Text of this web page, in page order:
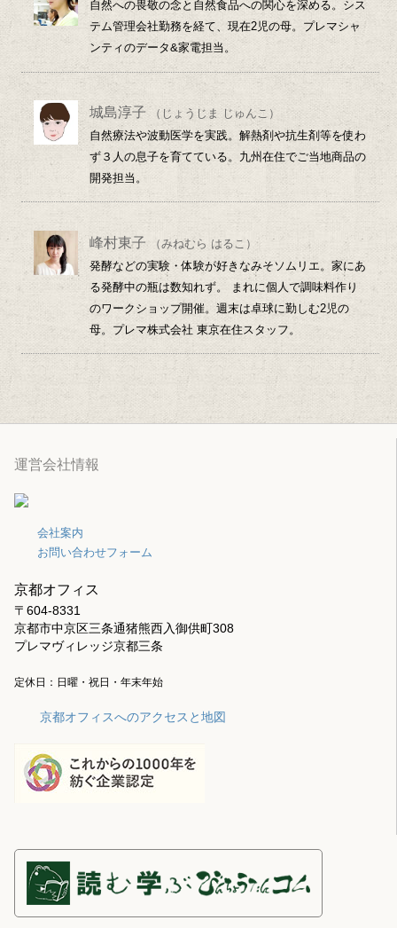
自然への畏敬の念と自然食品への関心を深める。シス
テム管理会社勤務を経て、現在2児の母。プレマシャ
ンティのデータ&家電担当。
城島淳子
（じょうじま じゅんこ）
自然療法や波動医学を実践。解熱剤や抗生剤等を使わ
ず３人の息子を育てている。九州在住でご当地商品の
開発担当。
峰村東子
（みねむら はるこ）
発酵などの実験・体験が好きなみそソムリエ。家にあ
る発酵中の瓶は数知れず。 まれに個人で調味料作り
のワークショップ開催。週末は卓球に勤しむ2児の
母。プレマ株式会社 東京在住スタッフ。
運営会社情報
会社案内
お問い合わせフォーム
京都オフィス
〒604-8331
京都市中京区三条通猪熊西入御供町308
プレマヴィレッジ京都三条
定休日：日曜・祝日・年末年始
京都オフィスへのアクセスと地図